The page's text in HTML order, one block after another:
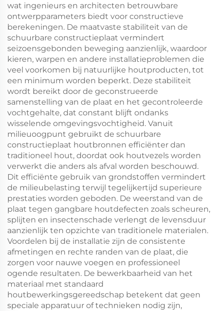
wat ingenieurs en architecten betrouwbare
ontwerpparameters biedt voor constructieve
berekeningen. De maatvaste stabiliteit van de
schuurbare constructieplaat vermindert
seizoensgebonden beweging aanzienlijk, waardoor
kieren, warpen en andere installatieproblemen die
veel voorkomen bij natuurlijke houtproducten, tot
een minimum worden beperkt. Deze stabiliteit
wordt bereikt door de geconstrueerde
samenstelling van de plaat en het gecontroleerde
vochtgehalte, dat constant blijft ondanks
wisselende omgevingsvochtigheid. Vanuit
milieuoogpunt gebruikt de schuurbare
constructieplaat houtbronnen efficiënter dan
traditioneel hout, doordat ook houtvezels worden
verwerkt die anders als afval worden beschouwd.
Dit efficiënte gebruik van grondstoffen vermindert
de milieubelasting terwijl tegelijkertijd superieure
prestaties worden geboden. De weerstand van de
plaat tegen gangbare houtdefecten zoals scheuren,
splijten en insectenschade verlengt de levensduur
aanzienlijk ten opzichte van traditionele materialen.
Voordelen bij de installatie zijn de consistente
afmetingen en rechte randen van de plaat, die
zorgen voor nauwe voegen en professioneel
ogende resultaten. De bewerkbaarheid van het
materiaal met standaard
houtbewerkingsgereedschap betekent dat geen
speciale apparatuur of technieken nodig zijn,